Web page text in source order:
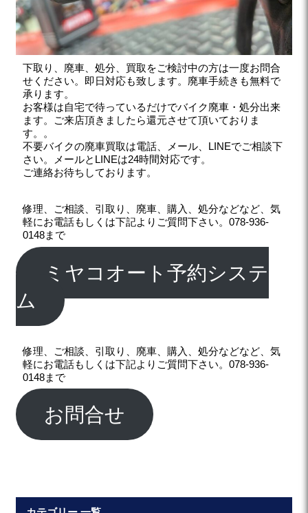
下取り、廃車、処分、買取をご検討中の方は一度お問合
せください。即日対応も致します。廃車手続きも無料で
承ります。
お客様は自宅で待っているだけでバイク廃車・処分出来
ます。ご来店頂きましたら還元させて頂いておりま
す。。
不要バイクの廃車買取は電話、メール、LINEでご相談下
さい。メールとLINEは24時間対応です。
ご連絡お待ちしております。
修理、ご相談、引取り、廃車、購入、処分などなど、気
軽にお電話もしくは下記よりご質問下さい。078-936-
0148まで
ミヤコオート予約システ
ム
修理、ご相談、引取り、廃車、購入、処分などなど、気
軽にお電話もしくは下記よりご質問下さい。078-936-
0148まで
お問合せ